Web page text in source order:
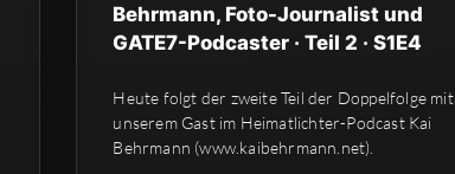
Behrmann, Foto-Journalist und
GATE7-Podcaster · Teil 2 · S1E4
Heute folgt der zweite Teil der Doppelfolge mit
unserem Gast im Heimatlichter-Podcast Kai
Behrmann (www.kaibehrmann.net).